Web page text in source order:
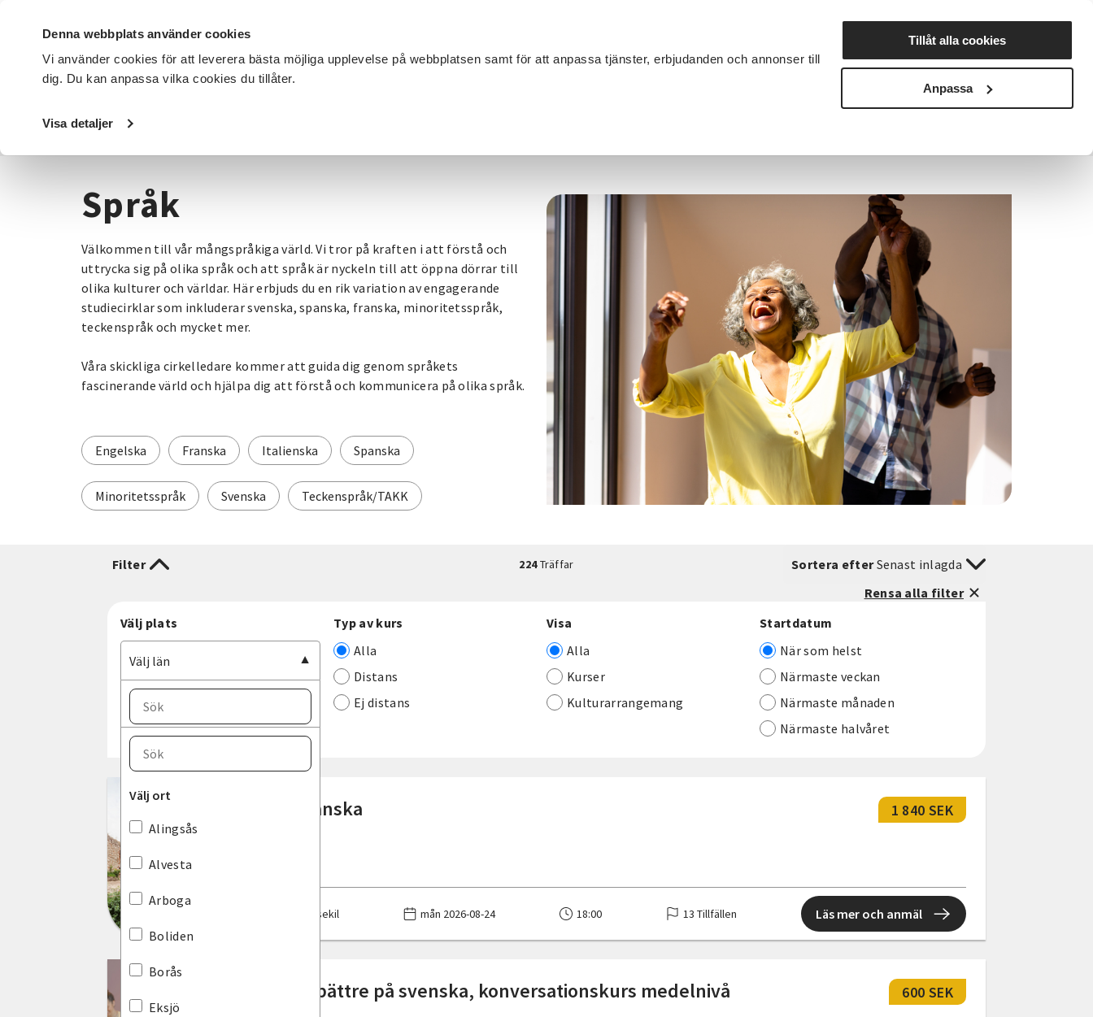
Denna webbplats använder cookies
Vi använder cookies för att leverera bästa möjliga upplevelse på webbplatsen samt för att anpassa tjänster, erbjudanden och annonser till
dig. Du kan anpassa vilka cookies du tillåter.
Visa detaljer
Tillåt alla cookies
Anpassa
DET HÄR GÖR VI FÖR DIG SOM SÖK KURSER OCH EVENEMANG Nyheter Avdelningar
Startsida / Kurser och evenemang
Språk
Välkommen till vår mångspråkiga värld. Vi tror på kraften i att förstå och
uttrycka sig på olika språk och att språk är nyckeln till att öppna dörrar till
olika kulturer och världar. Här erbjuds du en rik variation av engagerande
studiecirklar som inkluderar svenska, spanska, franska, minoritetsspråk,
teckenspråk och mycket mer.
Våra skickliga cirkelledare kommer att guida dig genom språkets
fascinerande värld och hjälpa dig att förstå och kommunicera på olika språk.
Engelska Franska Italienska Spanska
Minoritetsspråk Svenska Teckenspråk/TAKK
Filter 224Träffar Sortera efterSenast inlagda
Rensa alla filter
Välj plats
Välj län
Välj län
Välj ort
Välj ort
Alingsås
Alvesta
Arboga
Boliden
Borås
Eksjö
Typ av kurs
Alla
Distans
Ej distans
Visa
Alla
Kurser
Kulturarrangemang
Startdatum
När som helst
Närmaste veckan
Närmaste månaden
Närmaste halvåret
Spanska 1 840 SEK
Lysekil mån 2026-08-24 18:00 13 Tillfällen Läs mer och anmäl
Bli bättre på svenska, konversationskurs medelnivå 600 SEK